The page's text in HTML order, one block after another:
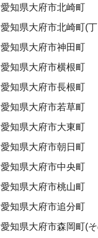
愛知県大府市北崎町
愛知県大府市北崎町(
愛知県大府市神田町
愛知県大府市横根町
愛知県大府市長根町
愛知県大府市若草町
愛知県大府市大東町
愛知県大府市朝日町
愛知県大府市中央町
愛知県大府市桃山町
愛知県大府市追分町
愛知県大府市森岡町(